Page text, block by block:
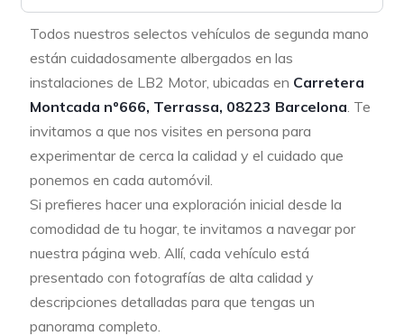
Todos nuestros selectos vehículos de segunda mano
están cuidadosamente albergados en las
instalaciones de LB2 Motor, ubicadas en Carretera
Montcada nº666, Terrassa, 08223 Barcelona. Te
invitamos a que nos visites en persona para
experimentar de cerca la calidad y el cuidado que
ponemos en cada automóvil.
Si prefieres hacer una exploración inicial desde la
comodidad de tu hogar, te invitamos a navegar por
nuestra página web. Allí, cada vehículo está
presentado con fotografías de alta calidad y
descripciones detalladas para que tengas un
panorama completo.